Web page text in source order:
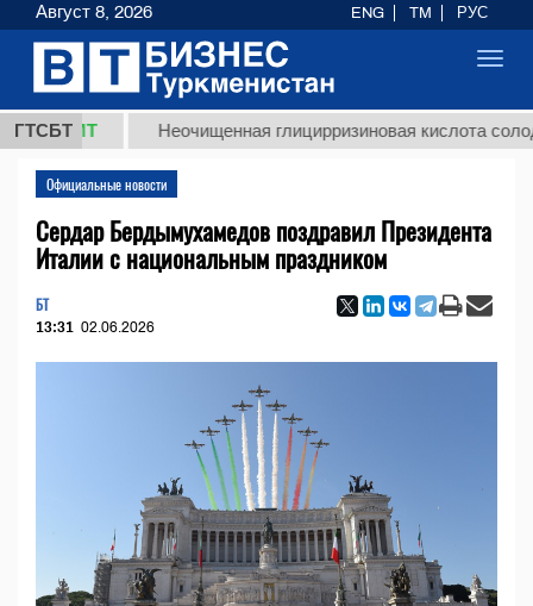
ГТСБТ
ТМТ Неочищенная глицирризиновая кислота
Официальные новости
Сердар Бердымухамедов поздравил Президента
Италии с национальным праздником
БТ
13:31 02.06.2026
Август 8, 2026 ENG TM РУС